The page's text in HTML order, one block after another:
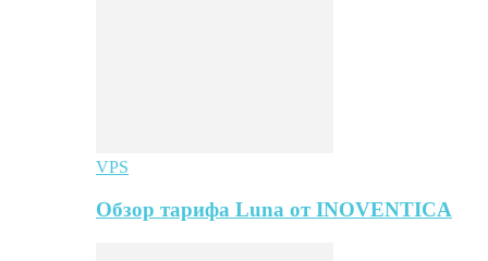
VPS
Обзор тарифа Luna от INOVENTICA